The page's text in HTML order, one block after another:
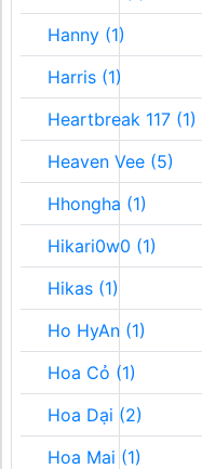
Hanny (1)
Harris (1)
Heartbreak 117 (1)
Heaven Vee (5)
Hhongha (1)
Hikari0w0 (1)
Hikas (1)
Ho HyAn (1)
Hoa Cỏ (1)
Hoa Dại (2)
Hoa Mai (1)